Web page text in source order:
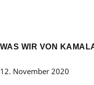
WAS WIR VON
12. November 2020